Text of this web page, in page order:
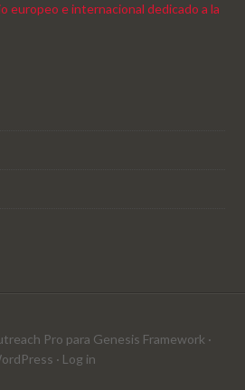
europeo e internacional dedicado a la
Pro para Genesis Framework ·
· Log in